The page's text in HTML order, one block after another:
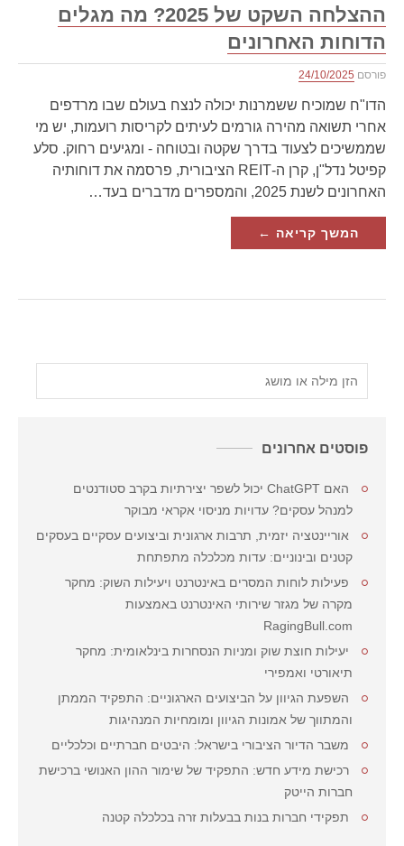
ההצלחה השקט של 2025? מה מגלים
הדוחות האחרונים
פורסם 24/10/2025
הדו"ח שמוכיח ששמרנות יכולה לנצח בעולם שבו מרדפים
אחרי תשואה מהירה גורמים לעיתים לקריסות רועמות, יש מי
שממשיכים לצעוד בדרך שקטה ובטוחה - ומגיעים רחוק. סלע
קפיטל נדל"ן, קרן ה-REIT הציבורית, פרסמה את דוחותיה
האחרונים לשנת 2025, והמספרים מדברים בעד…
המשך קריאה ←
פוסטים אחרונים
האם ChatGPT יכול לשפר יצירתיות בקרב סטודנטים
למנהל עסקים? עדויות מניסוי אקראי מבוקר
אוריינטציה יזמית, תרבות ארגונית וביצועים עסקיים בעסקים
קטנים ובינוניים: עדות מכלכלה מתפתחת
פעילות לוחות המסרים באינטרנט ויעילות השוק: מחקר
מקרה של מגזר שירותי האינטרנט באמצעות
RagingBull.com
יעילות חוצת שוק ומניות הנסחרות בינלאומית: מחקר
תיאורטי ואמפירי
השפעת הגיוון על הביצועים הארגוניים: התפקיד הממתן
והמתווך של אמונות הגיוון ומומחיות המנהיגות
משבר הדיור הציבורי בישראל: היבטים חברתיים וכלכליים
רכישת מידע חדש: התפקיד של שימור ההון האנושי ברכישת
חברות הייטק
תפקידי חברות בנות בבעלות זרה בכלכלה קטנה